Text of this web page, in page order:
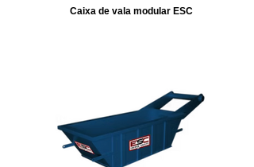
Caixa de vala modular ESC